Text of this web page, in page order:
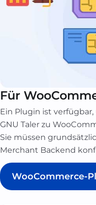
Für
Ein Plugin ist
GNU Taler zu
Sie müssen
Merchant Backend
WooCommerce-